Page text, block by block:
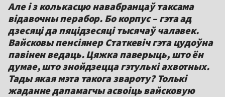
Але і з колькасцю навабранцаў таксама
відавочны перабор. Бо корпус – гэта ад
дзесяці да пяцідзесяці тысячаў чалавек.
Вайсковы пенсіянер Статкевіч гэта цудоўна
павінен ведаць. Цяжка паверыць, што ён
думае, што знойдзецца гэтулькі ахвотных.
Тады якая мэта такога звароту? Толькі
жаданне дапамагчы асвоіць вайсковую